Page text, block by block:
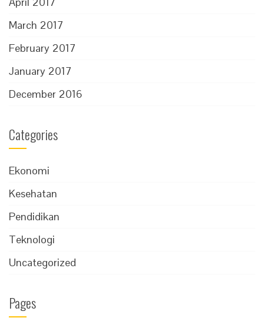
March 2017
February 2017
January 2017
December 2016
Categories
Ekonomi
Kesehatan
Pendidikan
Teknologi
Uncategorized
Pages